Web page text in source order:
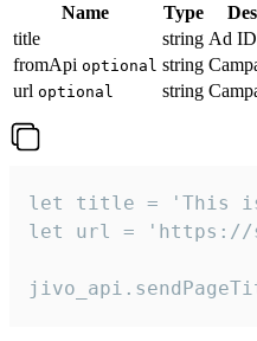
Name Type
title
string Ad ID
fromApi optional string
url optional string
let title = 'This is
let url = 'https://